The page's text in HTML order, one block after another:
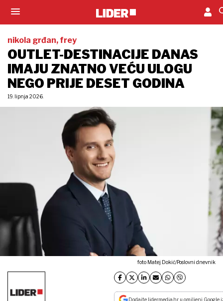
nikola grđan, frey
OUTLET-DESTINACIJE DANAS
IMAJU ZNATNO VEĆU ULOGU
NEGO PRIJE DESET GODINA
19. lipnja 2026.
foto Matej Dokić/Poslovni dnevnik
Dodajte lidermedia.hr u omiljeni Google